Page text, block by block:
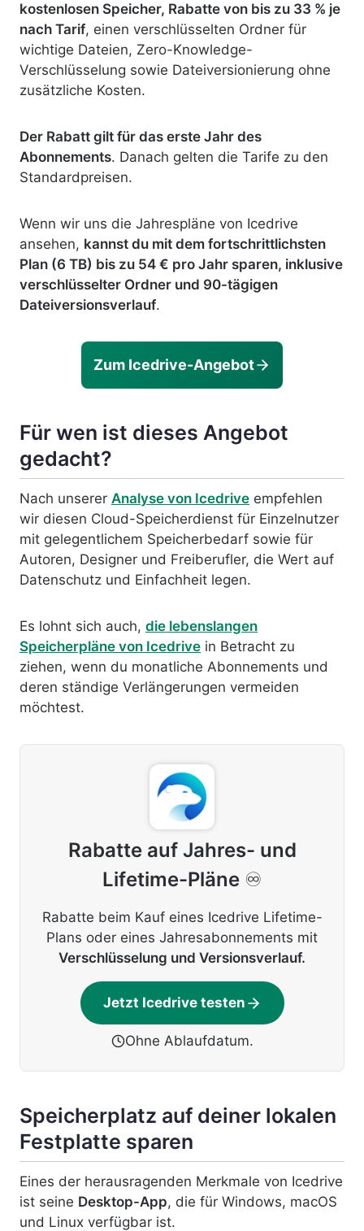
kostenlosen Speicher, Rabatte von bis zu 33 % je
nach Tarif, einen verschlüsselten Ordner für
wichtige Dateien, Zero-Knowledge-
Verschlüsselung sowie Dateiversionierung ohne
zusätzliche Kosten.
Der Rabatt gilt für das erste Jahr des
Abonnements. Danach gelten die Tarife zu den
Standardpreisen.
Wenn wir uns die Jahrespläne von Icedrive
ansehen, kannst du mit dem fortschrittlichsten
Plan (6 TB) bis zu 54 € pro Jahr sparen, inklusive
verschlüsselter Ordner und 90-tägigen
Dateiversionsverlauf.
Zum Icedrive-Angebot
Für wen ist dieses Angebot
gedacht?
Nach unserer Analyse von Icedrive empfehlen
wir diesen Cloud-Speicherdienst für Einzelnutzer
mit gelegentlichem Speicherbedarf sowie für
Autoren, Designer und Freiberufler, die Wert auf
Datenschutz und Einfachheit legen.
Es lohnt sich auch, die lebenslangen
Speicherpläne von Icedrive in Betracht zu
ziehen, wenn du monatliche Abonnements und
deren ständige Verlängerungen vermeiden
möchtest.
Rabatte auf Jahres- und
Lifetime-Pläne♾️
Rabatte beim Kauf eines Icedrive Lifetime-
Plans oder eines Jahresabonnements mit
Verschlüsselung und Versionsverlauf.
Jetzt Icedrive testen
Ohne Ablaufdatum.
Speicherplatz auf deiner lokalen
Festplatte sparen
Eines der herausragenden Merkmale von Icedrive
ist seine Desktop-App, die für Windows, macOS
und Linux verfügbar ist.